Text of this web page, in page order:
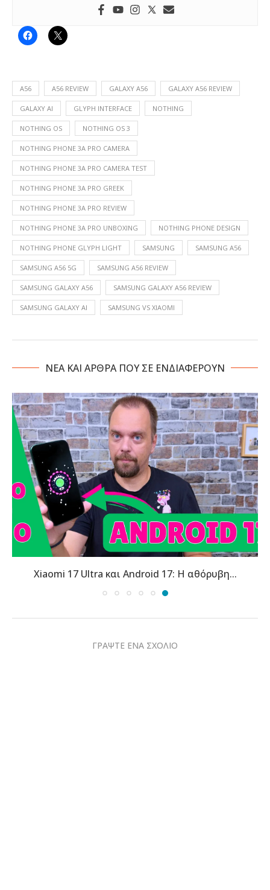
A56 A56 REVIEW GALAXY A56 GALAXY A56 REVIEW
GALAXY AI GLYPH INTERFACE NOTHING
NOTHING OS NOTHING OS 3
NOTHING PHONE 3A PRO CAMERA
NOTHING PHONE 3A PRO CAMERA TEST
NOTHING PHONE 3A PRO GREEK
NOTHING PHONE 3A PRO REVIEW
NOTHING PHONE 3A PRO UNBOXING NOTHING PHONE DESIGN
NOTHING PHONE GLYPH LIGHT SAMSUNG SAMSUNG A56
SAMSUNG A56 5G SAMSUNG A56 REVIEW
SAMSUNG GALAXY A56 SAMSUNG GALAXY A56 REVIEW
SAMSUNG GALAXY AI SAMSUNG VS XIAOMI
NΕΑ ΚΑΙ ΑΡΘΡΑ ΠΟΥ ΣΕ ΕΝΔΙΑΦΕΡΟΥΝ
Xiaomi 17 Ultra και Android 17: Η αθόρυβη...
ΓΡΑΨΤΕ ΕΝΑ ΣΧΟΛΙΟ